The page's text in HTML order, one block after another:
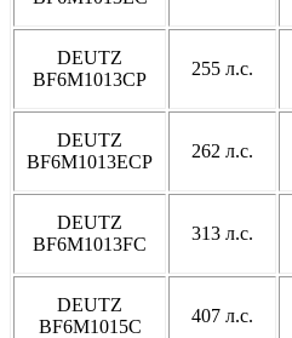
DEUTZ
BF6M1013CP
255 л.с.
DEUTZ
BF6M1013ECP
262 л.с.
DEUTZ
BF6M1013FC
313 л.с.
DEUTZ
BF6M1015C
407 л.с.